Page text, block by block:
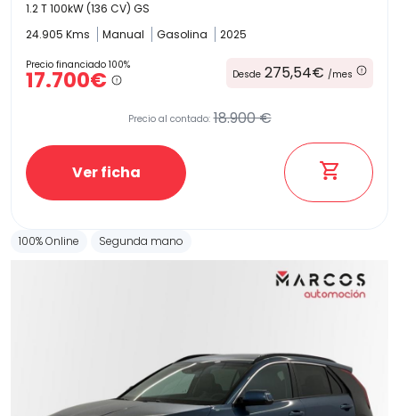
1.2 T 100kW (136 CV) GS
24.905 Kms
Manual Gasolina 2025
Precio financiado 100%
17.700€ Desde 275,54€ /mes
Precio al contado: 18.900 €
Ver ficha
100% Online Segunda mano